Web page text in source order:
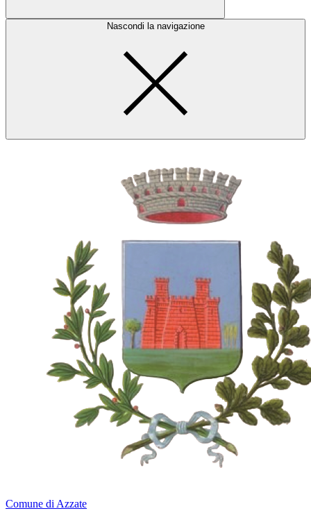
Nascondi la navigazione
Comune di Azzate